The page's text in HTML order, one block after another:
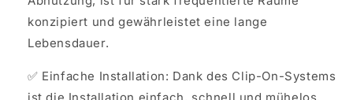
konzipiert und gewährleistet eine lange
Lebensdauer.
✅ Einfache Installation: Dank des Clip-On-Systems